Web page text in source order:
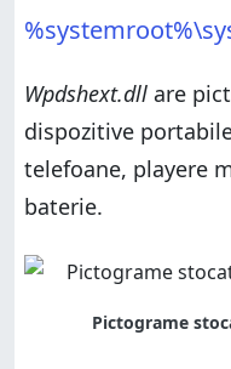
Wpdshext.dll are
dispozitive
telefoane, playere
baterie.